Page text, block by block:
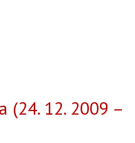
(24. 12. 2009 –